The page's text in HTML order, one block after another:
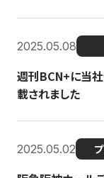
2025.05.08
週刊BCN+に当
載されました
2025.05.02